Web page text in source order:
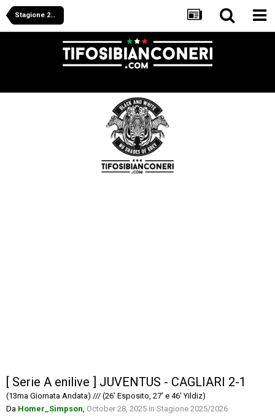
Stagione 2025/2026
[ Serie A enilive ] JUVENTUS - CAGLIARI 2-1
(13ma Giornata Andata) /// (26' Esposito, 27' e 46' Yildiz)
Da Homer_Simpson, October 28, 2025 in Stagione 2025/2026